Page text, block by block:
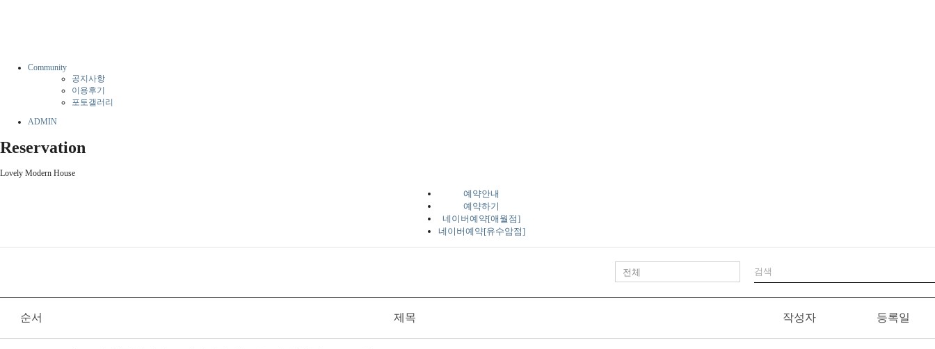
Community
공지사항
이용후기
포토갤러리
ADMIN
Reservation
Lovely Modern House
예약안내
예약하기
네이버예약[애월점]
네이버예약[유수암점]
순서 제목 작성자 등록일